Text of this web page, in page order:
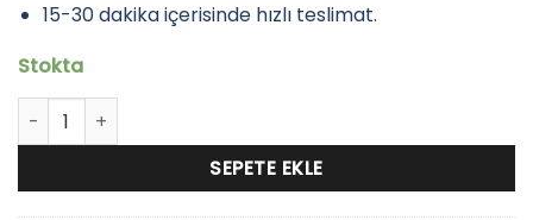
15-30 dakika içerisinde hızlı teslimat.
Stokta
Freepik Premium Hesap 6 Ay / Günlük 30 İndirme adet
SEPETE EKLE